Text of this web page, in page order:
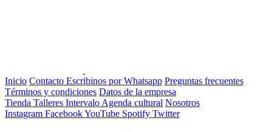
Inicio Contacto Escribinos por Whatsapp Preguntas frecuentes
Términos y condiciones Datos de la empresa
Tienda Talleres Intervalo Agenda cultural Nosotros
Instagram FacebookYouTube Spotify Twitter